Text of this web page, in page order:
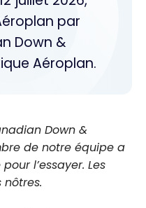
par
Down &
Aéroplan.
Down &
de notre équipe a
l’essayer. Les